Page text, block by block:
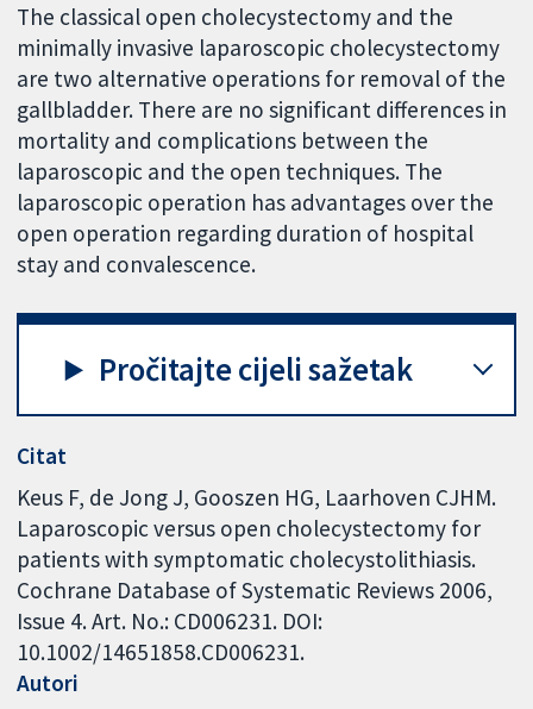
The classical open cholecystectomy and the
minimally invasive laparoscopic cholecystectomy
are two alternative operations for removal of the
gallbladder. There are no significant differences in
mortality and complications between the
laparoscopic and the open techniques. The
laparoscopic operation has advantages over the
open operation regarding duration of hospital
stay and convalescence.
Pročitajte cijeli sažetak
Citat
Keus F, de Jong J, Gooszen HG, Laarhoven CJHM.
Laparoscopic versus open cholecystectomy for
patients with symptomatic cholecystolithiasis.
Cochrane Database of Systematic Reviews 2006,
Issue 4. Art. No.: CD006231. DOI:
10.1002/14651858.CD006231.
Autori